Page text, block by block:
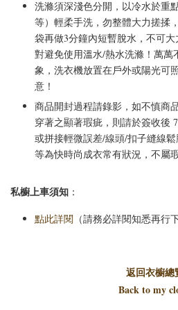
洗滌須深淺色分開，以冷水於重
等）輕柔手洗，勿整體大力搓揉
袋再做3分鐘內短暫脫水，不可
對避免使用溫水/熱水洗滌！萬
象，洗衣機放置在戶外或陽光可
意！
商品開封過程請錄影，如不慎商
穿著之顯著瑕疵，則請於簽收後
或拼接輕微誤差/線頭/扣子縫線
等為快時尚成衣常有狀況，不屬
私櫥上車須知 ：
點此詳閱 （請務必詳閱知悉再行
返回衣櫥總
Back to my